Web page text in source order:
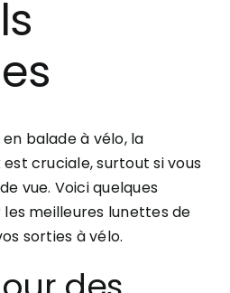
balade à vélo, la
cruciale, surtout si vous
vue. Voici quelques
meilleures lunettes de
sorties à vélo.